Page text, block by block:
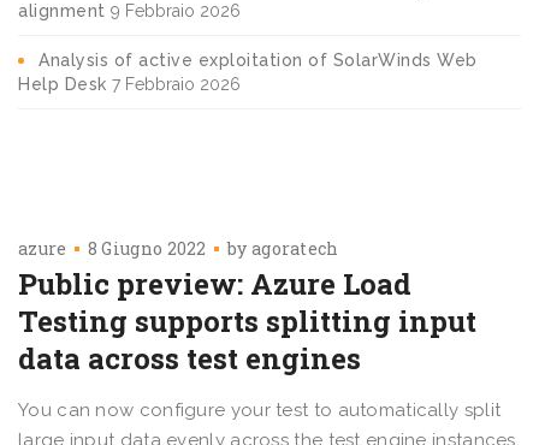
alignment 9 Febbraio 2026
Analysis of active exploitation of SolarWinds Web
Help Desk 7 Febbraio 2026
azure 8 Giugno 2022 by agoratech
Public preview: Azure Load
Testing supports splitting input
data across test engines
You can now configure your test to automatically split
large input data evenly across the test engine instances.